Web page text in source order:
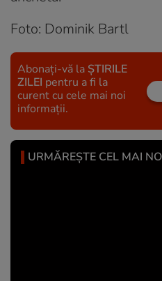
Foto: Dominik Bartl
Abonați-vă la ȘTIRILE
ZILEI pentru a fi la
curent cu cele mai noi
informații.
URMĂREȘTE CEL MAI